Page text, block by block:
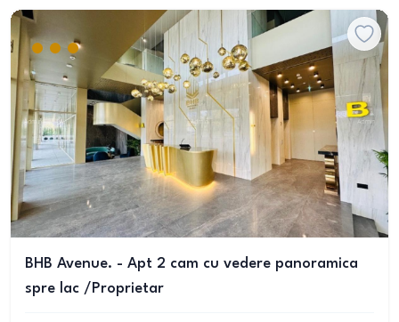
BHB Avenue. - Apt 2 cam cu vedere panoramica
spre lac /Proprietar